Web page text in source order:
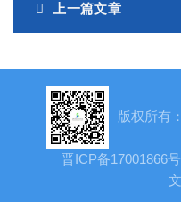
上一篇文章
版权所有
晋ICP备17001866